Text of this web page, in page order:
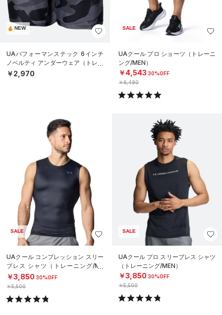
NEW
UAパフォーマンステック 6インチ
ノベルティ アンダーウェア（トレー
ニング/MEN）
￥2,970
SALE
UAクール プロ ショーツ（トレーニ
ング/MEN）
￥4,543 30%OFF
￥6,490
SALE
UAクール コンプレッション スリー
ブレス シャツ（トレーニング/ME
N）
￥3,850 30%OFF
￥5,500
SALE
UAクール プロ スリーブレス シャツ
（トレーニング/MEN）
￥3,850 30%OFF
￥5,500